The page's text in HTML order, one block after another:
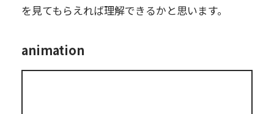
を見てもらえれば理解できるかと思います。
animation